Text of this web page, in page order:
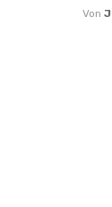
Von